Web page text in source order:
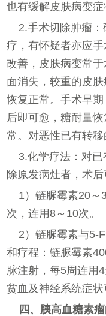
也有缓解皮肤病变症
2.手术切除肿瘤
疗，有怀疑者亦应
改善，皮肤病变常
面消失，较重的皮
恢复正常。手术早
后即可愈，糖耐量
常。对恶性已有转移
3.化学疗法：对
除原发病灶者，术后
1）链脲霉素20～
次，连用8～10次。
2）链脲霉素与5-
和疗程：链脲霉素
脉注射，每5周连用
贫血及神经系统症状
四、胰高血糖素